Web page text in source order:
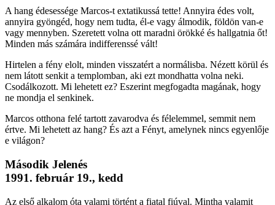
A hang édesessége Marcos-t extatikussá tette! Annyira édes volt,
annyira gyöngéd, hogy nem tudta, él-e vagy álmodik, földön van-e
vagy mennyben. Szeretett volna ott maradni örökké és hallgatnia őt!
Minden más számára indifferenssé vált!
Hirtelen a fény elolt, minden visszatért a normálisba. Nézett körül és
nem látott senkit a templomban, aki ezt mondhatta volna neki.
Csodálkozott. Mi lehetett ez? Eszerint megfogadta magának, hogy
ne mondja el senkinek.
Marcos otthona felé tartott zavarodva és félelemmel, semmit nem
értve. Mi lehetett az hang? És azt a Fényt, amelynek nincs egyenlője
e világon?
Második Jelenés
1991. február 19., kedd
Az első alkalom óta valami történt a fiatal fiúval. Mintha valamit